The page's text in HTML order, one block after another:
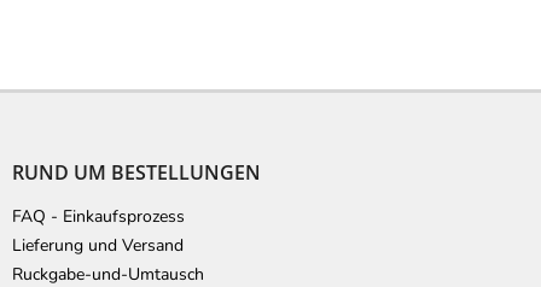
F
RUND UM BESTELLUNGEN
FAQ - Einkaufsprozess
Lieferung und Versand
Ruckgabe-und-Umtausch